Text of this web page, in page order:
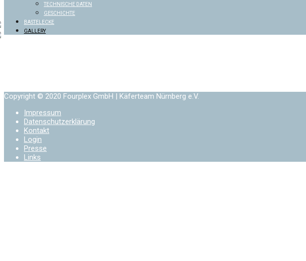
TECHNISCHE DATEN
GESCHICHTE
BASTELECKE
GALLERY
Copyright © 2020 Fourplex GmbH | Käferteam Nürnberg e.V.
Impressum
Datenschutzerklärung
Kontakt
Login
Presse
Links